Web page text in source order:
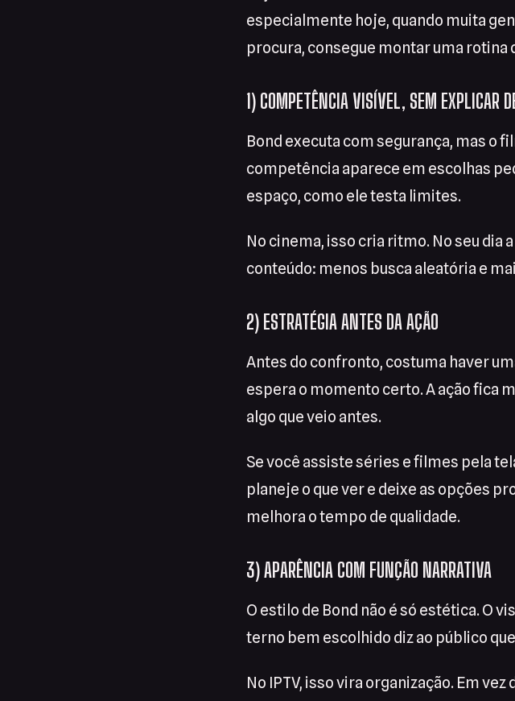
especialmente hoje, quando muita
procura, consegue montar uma rotina
1) COMPETÊNCIA VISÍVEL, SEM EXPLICAR
Bond executa com segurança, mas o
competência aparece em escolhas
espaço, como ele testa limites.
No cinema, isso cria ritmo. No seu dia
conteúdo: menos busca aleatória e
2) ESTRATÉGIA ANTES DA AÇÃO
Antes do confronto, costuma haver
espera o momento certo. A ação fica
algo que veio antes.
Se você assiste séries e filmes pela
planeje o que ver e deixe as opções
melhora o tempo de qualidade.
3) APARÊNCIA COM FUNÇÃO NARRATIVA
O estilo de Bond não é só estética. O
terno bem escolhido diz ao público
No IPTV, isso vira organização. Em